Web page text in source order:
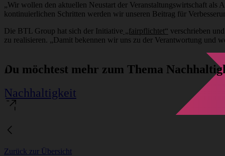
„Wir wollen den aktuellen Neustart der Veranstaltungswirtschaft als
kontinuierlichen Schritten werden wir unseren Beitrag für
Die BTL Group hat sich der Initiative „fairpflichtet“ verschrieben
zu realisieren. „Damit bekennen wir uns zu der Verantwortung und
Du möchtest mehr zum Thema
Nachhaltigkeit
Zurück zur Übersicht